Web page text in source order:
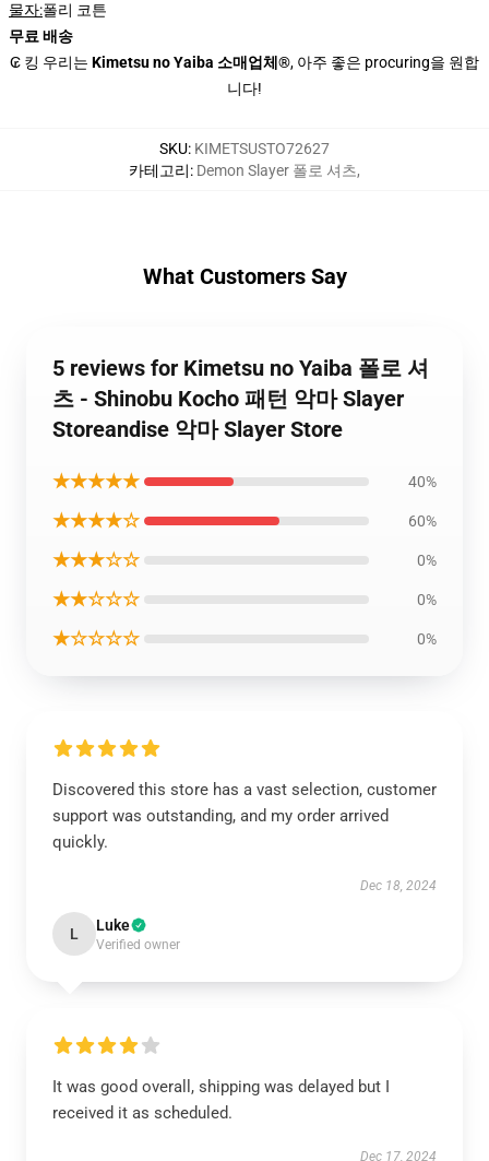
물자:폴리 코튼
무료 배송
₢ 킹 우리는 Kimetsu no Yaiba 소매업체®, 아주 좋은 procuring을 원합
니다!
SKU: KIMETSUSTO72627
카테고리: Demon Slayer 폴로 셔츠,
What Customers Say
5 reviews for Kimetsu no Yaiba 폴로 셔
츠 - Shinobu Kocho 패턴 악마 Slayer
Storeandise 악마 Slayer Store
★★★★★ 40%
★★★★☆ 60%
★★★☆☆ 0%
★★☆☆☆ 0%
★☆☆☆☆ 0%
Discovered this store has a vast selection, customer
support was outstanding, and my order arrived
quickly.
Dec 18, 2024
L Luke
Verified owner
It was good overall, shipping was delayed but I
received it as scheduled.
Dec 17, 2024